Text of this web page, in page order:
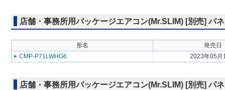
店舗・事務所用パッケージエアコン(Mr.SLIM) [別売] パ
形名
発売日
CMP-P71LWHG6
2023年05月
店舗・事務所用パッケージエアコン(Mr.SLIM) [別売] パ